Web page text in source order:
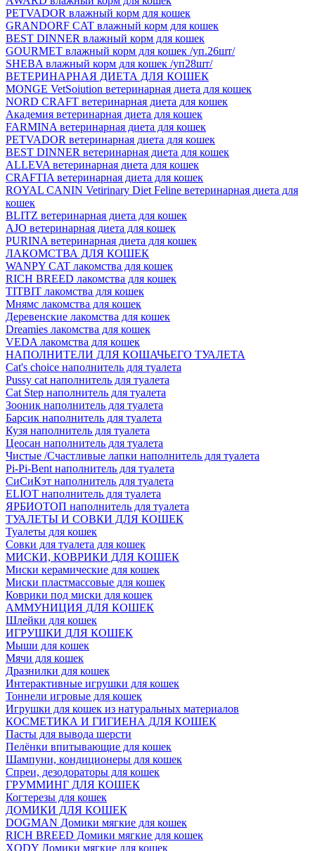
PETVADOR влажный корм для кошек
GRANDORF CAT влажный корм для кошек
BEST DINNER влажный корм для кошек
GOURMET влажный корм для кошек /уп.26шт/
SHEBA влажный корм для кошек /уп28шт/
ВЕТЕРИНАРНАЯ ДИЕТА ДЛЯ КОШЕК
MONGE VetSoiution ветеринарная диета для кошек
NORD CRAFT ветеринарная диета для кошек
Академия ветеринарная диета для кошек
FARMINA ветеринарная диета для кошек
PETVADOR ветеринарная диета для кошек
BEST DINNER ветеринарная диета для кошек
ALLEVA ветеринарная диета для кошек
CRAFTIA ветеринарная диета для кошек
ROYAL CANIN Vetirinary Diet Feline ветеринарная диета для
кошек
BLITZ ветеринарная диета для кошек
AJO ветеринарная диета для кошек
PURINA ветеринарная диета для кошек
ЛАКОМСТВА ДЛЯ КОШЕК
WANPY CAT лакомства для кошек
RICH BREED лакомства для кошек
TITBIT лакомства для кошек
Мнямс лакомства для кошек
Деревенские лакомства для кошек
Dreamies лакомства для кошек
VEDA лакомства для кошек
НАПОЛНИТЕЛИ ДЛЯ КОШАЧЬЕГО ТУАЛЕТА
Cat's choice наполнитель для туалета
Pussy cat наполнитель для туалета
Cat Step наполнитель для туалета
Зооник наполнитель для туалета
Барсик наполнитель для туалета
Кузя наполнитель для туалета
Цеосан наполнитель для туалета
Чистые /Счастливые лапки наполнитель для туалета
Pi-Pi-Bent наполнитель для туалета
СиСиКэт наполнитель для туалета
ELIOT наполнитель для туалета
ЯРБИОТОП наполнитель для туалета
ТУАЛЕТЫ И СОВКИ ДЛЯ КОШЕК
Туалеты для кошек
Совки для туалета для кошек
МИСКИ, КОВРИКИ ДЛЯ КОШЕК
Миски керамические для кошек
Миски пластмассовые для кошек
Коврики под миски для кошек
АММУНИЦИЯ ДЛЯ КОШЕК
Шлейки для кошек
ИГРУШКИ ДЛЯ КОШЕК
Мыши для кошек
Мячи для кошек
Дразнилки для кошек
Интерактивные игрушки для кошек
Тоннели игровые для кошек
Игрушки для кошек из натуральных материалов
КОСМЕТИКА И ГИГИЕНА ДЛЯ КОШЕК
Пасты для вывода шерсти
Пелёнки впитывающие для кошек
Шампуни, кондиционеры для кошек
Спреи, дезодораторы для кошек
ГРУММИНГ ДЛЯ КОШЕК
Когтерезы для кошек
ДОМИКИ ДЛЯ КОШЕК
DOGMAN Домики мягкие для кошек
RICH BREED Домики мягкие для кошек
XODY Домики мягкие для кошек